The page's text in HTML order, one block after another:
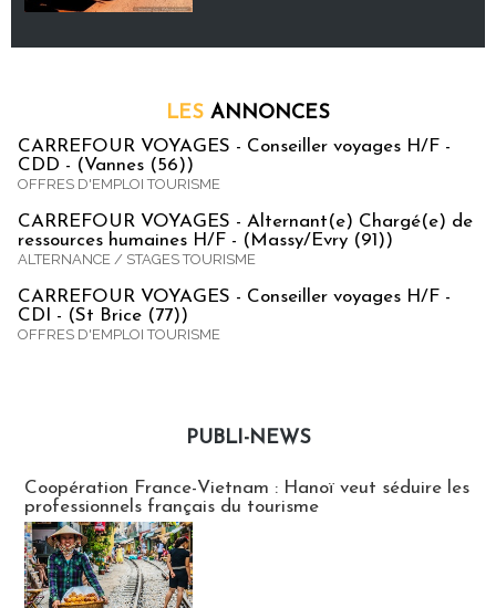
LES ANNONCES
CARREFOUR VOYAGES - Conseiller voyages H/F -
CDD - (Vannes (56))
OFFRES D'EMPLOI TOURISME
CARREFOUR VOYAGES - Alternant(e) Chargé(e) de
ressources humaines H/F - (Massy/Evry (91))
ALTERNANCE / STAGES TOURISME
CARREFOUR VOYAGES - Conseiller voyages H/F -
CDI - (St Brice (77))
OFFRES D'EMPLOI TOURISME
PUBLI-NEWS
Coopération France-Vietnam : Hanoï veut séduire les
professionnels français du tourisme